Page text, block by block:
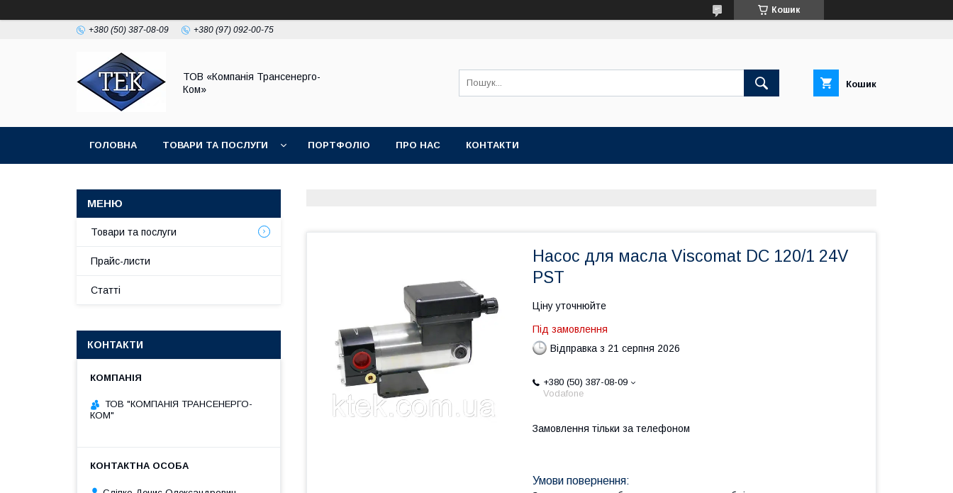
Кошик
+380 (50) 387-08-09 +380 (97) 092-00-75
ТОВ «Компанія Трансенерго-
Ком»
Кошик
ГОЛОВНА ТОВАРИ ТА ПОСЛУГИ ПОРТФОЛІО ПРО НАС КОНТАКТИ
Насос для масла Viscomat DC 120/1 24V
PST
Ціну уточнюйте
Під замовлення
Відправка з 21 серпня 2026
+380 (50) 387-08-09
Vodafone
Замовлення тільки за телефоном
Товари та послуги
Прайс-листи
Статті
КОНТАКТИ
ТОВ "КОМПАНІЯ ТРАНСЕНЕРГО-
КОМ"